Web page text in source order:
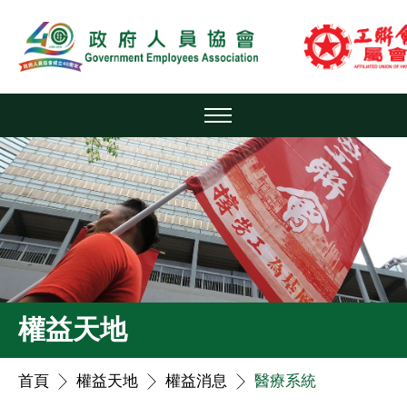
權益天地
首頁 權益天地 權益消息 醫療系統